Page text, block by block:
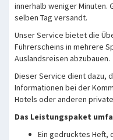
innerhalb weniger Minuten.
selben Tag versandt.
Unser Service bietet die
Führerscheins in mehrere
Auslandsreisen abzubauen.
Dieser Service dient dazu,
Informationen bei der
Hotels oder anderen
Das Leistungspaket
Ein gedrucktes Heft,